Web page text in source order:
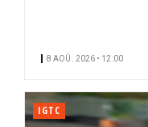
8 AOÛ. 2026 • 12:00
IGTC